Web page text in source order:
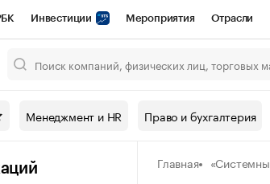
Инвестиции Мероприятия Отрасли
Конференции СПб Спецпроекты
Рынок наличной валюты
Менеджмент и HR Право и бухгалтерия
Главная